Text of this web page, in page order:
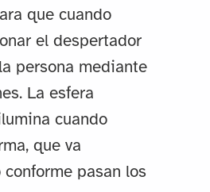
que cuando
el despertador
persona mediante
La esfera
cuando
que va
pasan los